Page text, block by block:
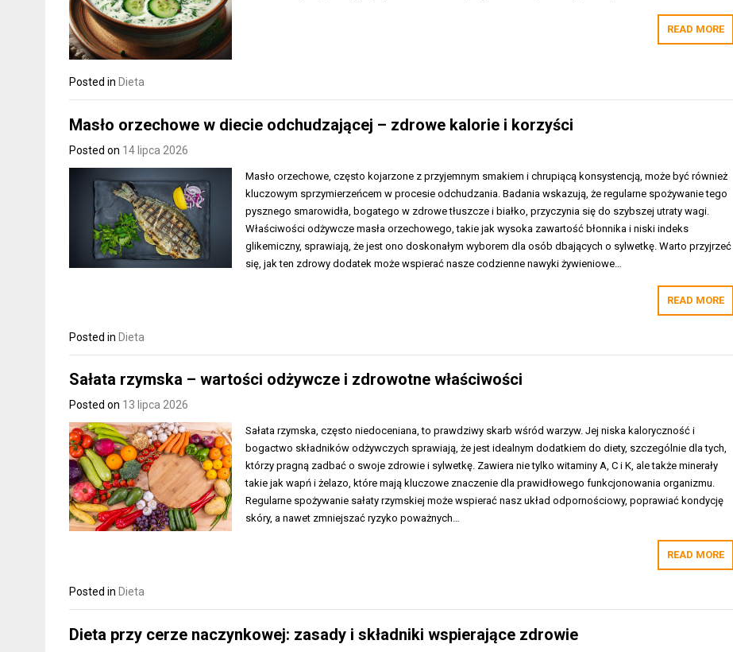
READ MORE
Posted in Dieta
Masło orzechowe w diecie odchudzającej – zdrowe kalorie i korzyści
Posted on 14 lipca 2026
Masło orzechowe, często kojarzone z przyjemnym smakiem i chrupiącą konsystencją, może być również
kluczowym sprzymierzeńcem w procesie odchudzania. Badania wskazują, że regularne spożywanie tego
pysznego smarowidła, bogatego w zdrowe tłuszcze i białko, przyczynia się do szybszej utraty wagi.
Właściwości odżywcze masła orzechowego, takie jak wysoka zawartość błonnika i niski indeks
glikemiczny, sprawiają, że jest ono doskonałym wyborem dla osób dbających o sylwetkę. Warto przyjrzeć
się, jak ten zdrowy dodatek może wspierać nasze codzienne nawyki żywieniowe…
READ MORE
Posted in Dieta
Sałata rzymska – wartości odżywcze i zdrowotne właściwości
Posted on 13 lipca 2026
Sałata rzymska, często niedoceniana, to prawdziwy skarb wśród warzyw. Jej niska kaloryczność i
bogactwo składników odżywczych sprawiają, że jest idealnym dodatkiem do diety, szczególnie dla tych,
którzy pragną zadbać o swoje zdrowie i sylwetkę. Zawiera nie tylko witaminy A, C i K, ale także minerały
takie jak wapń i żelazo, które mają kluczowe znaczenie dla prawidłowego funkcjonowania organizmu.
Regularne spożywanie sałaty rzymskiej może wspierać nasz układ odpornościowy, poprawiać kondycję
skóry, a nawet zmniejszać ryzyko poważnych…
READ MORE
Posted in Dieta
Dieta przy cerze naczynkowej: zasady i składniki wspierające zdrowie